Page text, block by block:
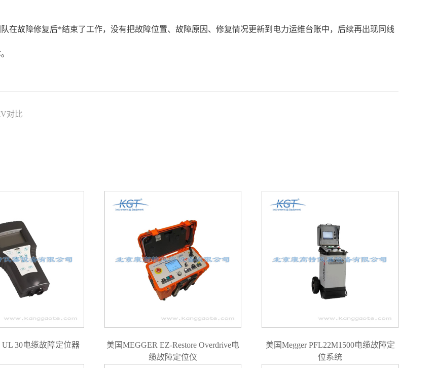
在故障修复后*结束了工作，没有把故障位置、故障原因、修复情况更新到电力运维台账中，后续再出现同线
对比
30电缆故障定位器
美国MEGGER EZ-Restore Overdrive电
缆故障定位仪
美国Megger PFL22M1500电缆故障定
位系统